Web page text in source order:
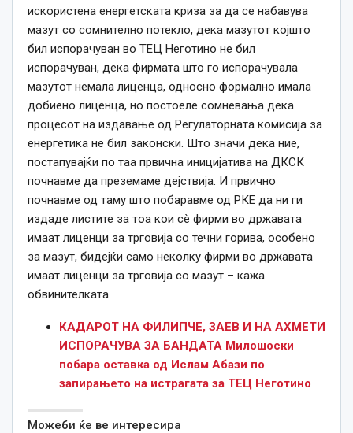
искористена енергетската криза за да се набавува
мазут со сомнително потекло, дека мазутот којшто
бил испорачуван во ТЕЦ Неготино не бил
испорачуван, дека фирмата што го испорачувала
мазутот немала лиценца, односно формално имала
добиено лиценца, но постоеле сомневања дека
процесот на издавање од Регулаторната комисија за
енергетика не бил законски. Што значи дека ние,
постапувајќи по таа првична иницијатива на ДКСК
почнавме да преземаме дејствија. И првично
почнавме од таму што побаравме од РКЕ да ни ги
издаде листите за тоа кои сè фирми во државата
имаат лиценци за трговија со течни горива, особено
за мазут, бидејќи само неколку фирми во државата
имаат лиценци за трговија со мазут – кажа
обвинителката.
КАДАРОТ НА ФИЛИПЧЕ, ЗАЕВ И НА АХМЕТИ
ИСПОРАЧУВА ЗА БАНДАТА Милошоски
побара оставка од Ислам Абази по
запирањето на истрагата за ТЕЦ Неготино
Можеби ќе ве интересира